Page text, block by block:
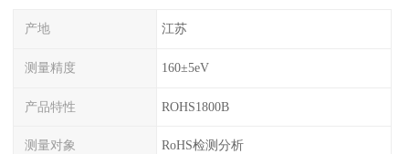
产地 江苏
测量精度 160±5eV
产品特性 ROHS1800B
测量对象 RoHS检测分析